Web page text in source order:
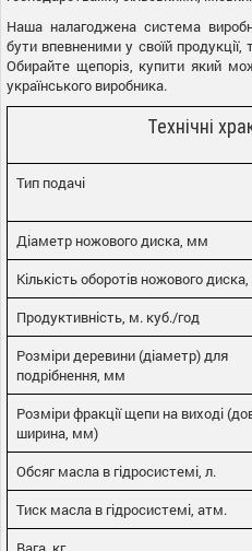
Наша налагоджена система
бути впевненими у своїй
Обирайте щепоріз, купити який
українського виробника.
Технічні
Тип подачі
Діаметр ножового диска, мм
Кількість оборотів ножового
Продуктивність, м. куб./год
Розміри деревини (діаметр) для
подрібнення, мм
Розміри фракції щепи на виході
ширина, мм)
Обсяг масла в гідросистемі, л.
Тиск масла в гідросистемі, атм.